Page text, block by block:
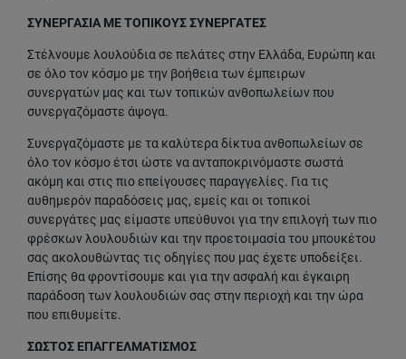
ΣΥΝΕΡΓΑΣΙΑ ΜΕ ΤΟΠΙΚΟΥΣ ΣΥΝΕΡΓΑΤΕΣ
Στέλνουμε λουλούδια σε πελάτες στην Ελλάδα, Ευρώπη και
σε όλο τον κόσμο με την βοήθεια των έμπειρων
συνεργατών μας και των τοπικών ανθοπωλείων που
συνεργαζόμαστε άψογα.
Συνεργαζόμαστε με τα καλύτερα δίκτυα ανθοπωλείων σε
όλο τον κόσμο έτσι ώστε να ανταποκρινόμαστε σωστά
ακόμη και στις πιο επείγουσες παραγγελίες. Για τις
αυθημερόν παραδόσεις μας, εμείς και οι τοπικοί
συνεργάτες μας είμαστε υπεύθυνοι για την επιλογή των πιο
φρέσκων λουλουδιών και την προετοιμασία του μπουκέτου
σας ακολουθώντας τις οδηγίες που μας έχετε υποδείξει.
Επίσης θα φροντίσουμε και για την ασφαλή και έγκαιρη
παράδοση των λουλουδιών σας στην περιοχή και την ώρα
που επιθυμείτε.
ΣΩΣΤΟΣ ΕΠΑΓΓΕΛΜΑΤΙΣΜΟΣ